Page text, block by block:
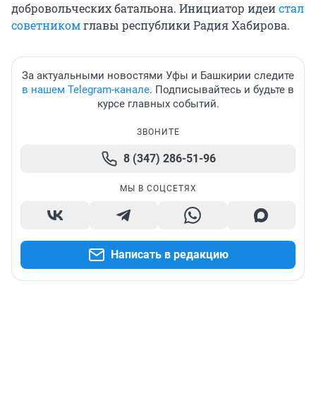
добровольческих батальона. Инициатор идеистал
советникомглавы республики Радия Хабирова.
За актуальными новостями Уфы и Башкирии следите
в нашем Telegram-канале. Подписывайтесь и будьте в
курсе главных событий.
ЗВОНИТЕ
8 (347) 286-51-96
МЫ В СОЦСЕТЯХ
Написать в редакцию